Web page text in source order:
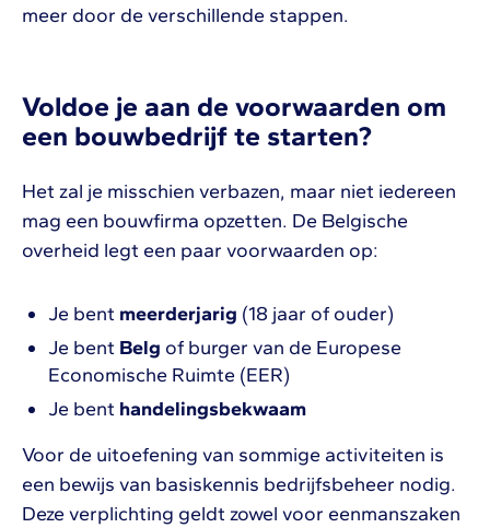
meer door de verschillende stappen.
Voldoe je aan de voorwaarden om
een bouwbedrijf te starten?
Het zal je misschien verbazen, maar niet iedereen
mag een bouwfirma opzetten. De Belgische
overheid legt een paar voorwaarden op:
Je bent meerderjarig (18 jaar of ouder)
Je bent Belg of burger van de Europese
Economische Ruimte (EER)
Je bent handelingsbekwaam
Voor de uitoefening van sommige activiteiten is
een bewijs van basiskennis bedrijfsbeheer nodig.
Deze verplichting geldt zowel voor eenmanszaken